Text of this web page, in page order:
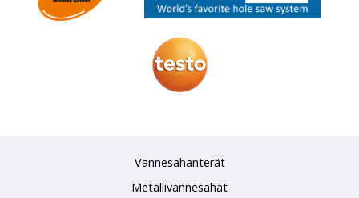
Vannesahanterät
Metallivannesahat